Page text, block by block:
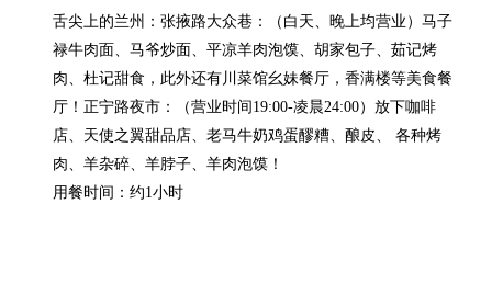
舌尖上的兰州：张掖路大众巷：（白天、晚上均营业）马子
禄牛肉面、马爷炒面、平凉羊肉泡馍、胡家包子、茹记烤
肉、杜记甜食，此外还有川菜馆幺妹餐厅，香满楼等美食餐
厅！正宁路夜市：（营业时间19:00-凌晨24:00）放下咖啡
店、天使之翼甜品店、老马牛奶鸡蛋醪糟、酿皮、 各种烤
肉、羊杂碎、羊脖子、羊肉泡馍！